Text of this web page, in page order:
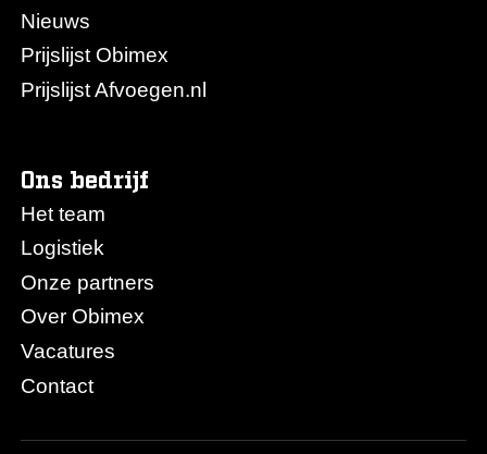
Nieuws
Prijslijst Obimex
Prijslijst Afvoegen.nl
Ons bedrijf
Het team
Logistiek
Onze partners
Over Obimex
Vacatures
Contact